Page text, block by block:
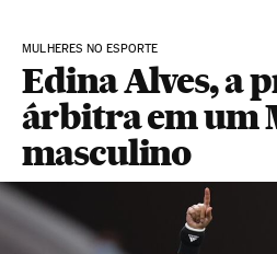
MULHERES NO ESPORTE
Edina Alves, a
árbitra em um
masculino